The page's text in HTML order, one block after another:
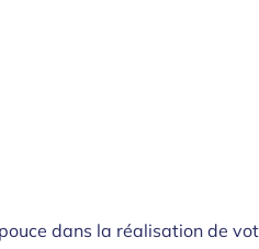
dans la réalisation de